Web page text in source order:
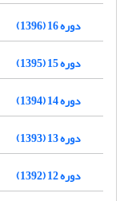
دوره 16 (1396)
دوره 15 (1395)
دوره 14 (1394)
دوره 13 (1393)
دوره 12 (1392)